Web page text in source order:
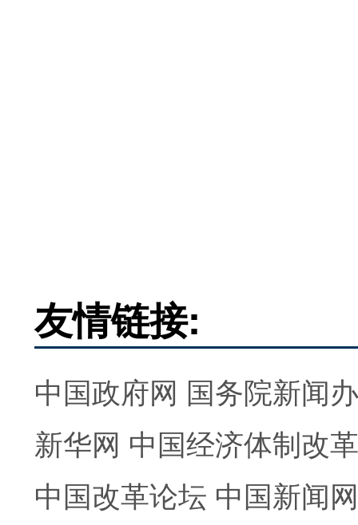
友情链接:
中国政府网 国务院新闻
新华网 中国经济体制改
中国改革论坛 中国新闻网